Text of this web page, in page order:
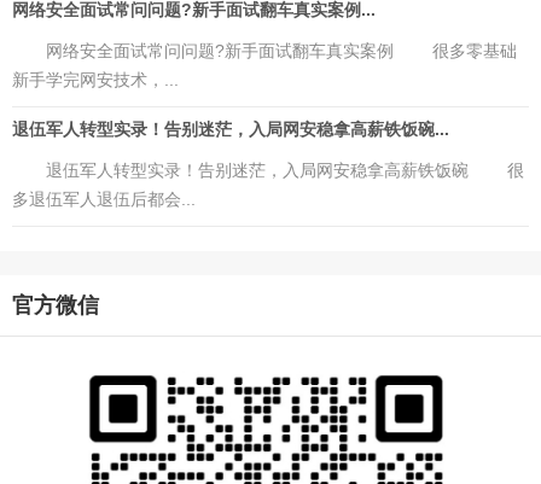
网络安全面试常问问题?新手面试翻车真实案例...
网络安全面试常问问题?新手面试翻车真实案例 很多零基础
新手学完网安技术，...
退伍军人转型实录！告别迷茫，入局网安稳拿高薪铁饭碗...
退伍军人转型实录！告别迷茫，入局网安稳拿高薪铁饭碗 很
多退伍军人退伍后都会...
官方微信